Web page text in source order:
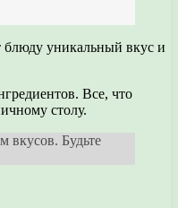
блюду уникальный вкус и
Все, что
столу.
вкусов. Будьте